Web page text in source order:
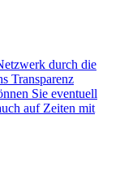
durch die
Transparenz
Sie eventuell
auf Zeiten mit